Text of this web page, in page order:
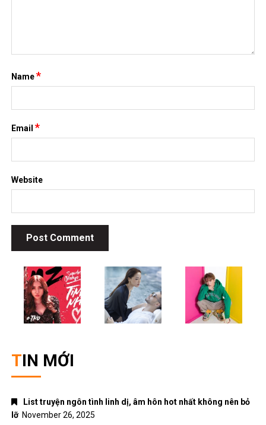
Name*
Email*
Website
TIN MỚI
List truyện ngôn tình linh dị, âm hôn hot nhất không nên bỏ
lỡ November 26, 2025